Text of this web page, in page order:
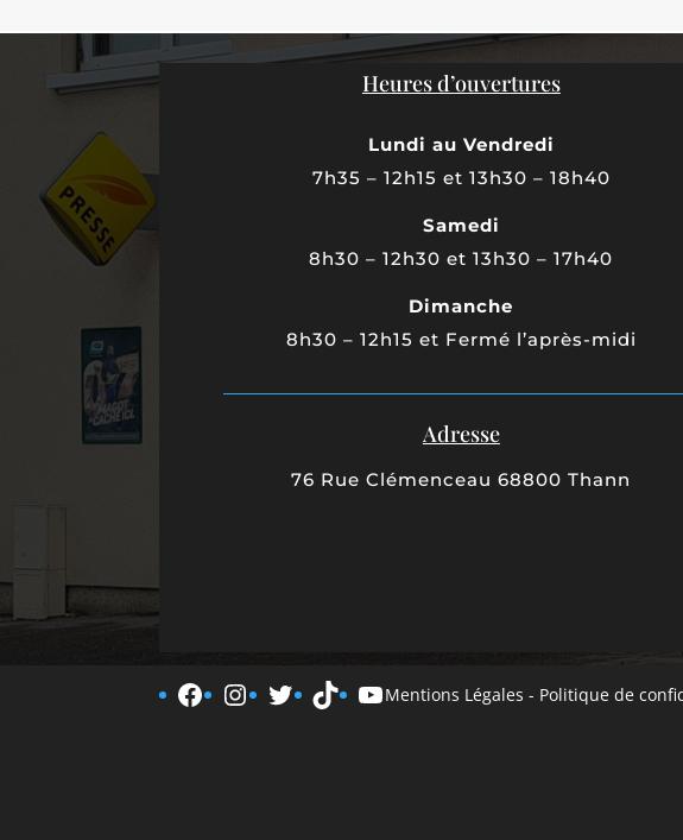
Heures d’ouvertures
Lundi au Vendredi
7h35 – 12h15 et 13h30 – 18h40
Samedi
8h30 – 12h30 et 13h30 – 17h40
Dimanche
8h30 – 12h15 et Fermé l’après-midi
Adresse
76 Rue Clémenceau 68800 Thann
Facebook
Instagram
Twitter
TikTokYouTube
Mentions Légales - Politique de